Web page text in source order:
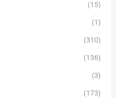
(15)
(1)
(310)
(136)
(3)
(173)